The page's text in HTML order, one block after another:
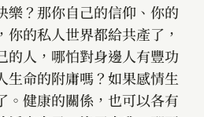
樂？那你自己的信仰、你的
的私人世界都給共產了，
的人，哪怕對身邊人有豐功
生命的附庸嗎？如果感情生
。健康的關係，也可以各有